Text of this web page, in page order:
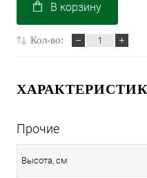
В корзину
Кол-во:
Прочие
Высота, см